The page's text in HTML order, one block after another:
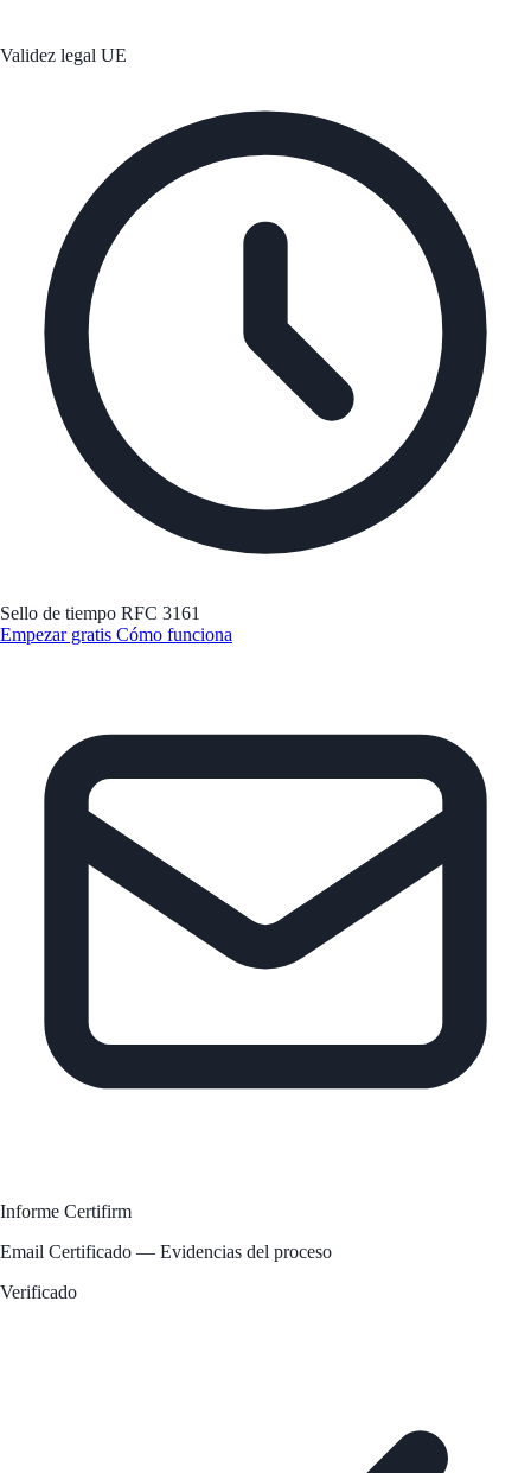
Validez legal UE
Sello de tiempo RFC 3161
Empezar gratis Cómo funciona
Informe Certifirm
Email Certificado — Evidencias del proceso
Verificado